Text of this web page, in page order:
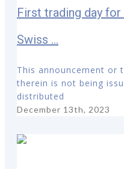
First trading day for
Swiss ...
This announcement or
therein is not being
distributed
December 13th, 2023